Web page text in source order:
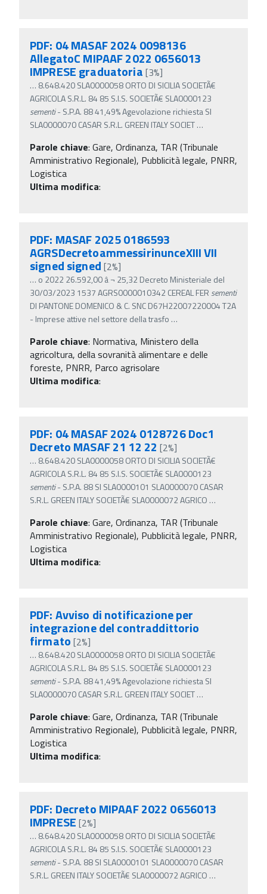
PDF: 04 MASAF 2024 0098136
AllegatoC MIPAAF 2022 0656013
IMPRESE graduatoria [3%]
… 8.648.420 SLA0000058 ORTO DI SICILIA SOCIETÃ€
AGRICOLA S.R.L. 84 85 S.I.S. SOCIETÃ€ SLA0000123
sementi- S.P.A. 88 41,49% Agevolazione richiesta SI
SLA0000070 CASAR S.R.L. GREEN ITALY SOCIET…
Parole chiave: Gare, Ordinanza, TAR (Tribunale
Amministrativo Regionale), Pubblicità legale, PNRR,
Logistica
Ultima modifica:
PDF: MASAF 2025 0186593
AGRSDecretoammessirinunceXIII VII
signed signed [2%]
… o 2022 26.592,00 â‚¬ 25,32 Decreto Ministeriale del
30/03/2023 1537 AGRS0000010342 CEREAL FER sementi
DI PANTONE DOMENICO & C. SNC D67H22007220004 T2A
- Imprese attive nel settore della trasfo …
Parole chiave: Normativa, Ministero della
agricoltura, della sovranità alimentare e delle
foreste, PNRR, Parco agrisolare
Ultima modifica:
PDF: 04 MASAF 2024 0128726 Doc1
Decreto MASAF 21 12 22 [2%]
… 8.648.420 SLA0000058 ORTO DI SICILIA SOCIETÃ€
AGRICOLA S.R.L. 84 85 S.I.S. SOCIETÃ€ SLA0000123
sementi- S.P.A. 88 SI SLA0000101 SLA0000070 CASAR
S.R.L. GREEN ITALY SOCIETÃ€ SLA0000072 AGRICO …
Parole chiave: Gare, Ordinanza, TAR (Tribunale
Amministrativo Regionale), Pubblicità legale, PNRR,
Logistica
Ultima modifica:
PDF: Avviso di notificazione per
integrazione del contraddittorio
firmato [2%]
… 8.648.420 SLA0000058 ORTO DI SICILIA SOCIETÃ€
AGRICOLA S.R.L. 84 85 S.I.S. SOCIETÃ€ SLA0000123
sementi- S.P.A. 88 41,49% Agevolazione richiesta SI
SLA0000070 CASAR S.R.L. GREEN ITALY SOCIET…
Parole chiave: Gare, Ordinanza, TAR (Tribunale
Amministrativo Regionale), Pubblicità legale, PNRR,
Logistica
Ultima modifica:
PDF: Decreto MIPAAF 2022 0656013
IMPRESE [2%]
… 8.648.420 SLA0000058 ORTO DI SICILIA SOCIETÃ€
AGRICOLA S.R.L. 84 85 S.I.S. SOCIETÃ€ SLA0000123
sementi- S.P.A. 88 SI SLA0000101 SLA0000070 CASAR
S.R.L. GREEN ITALY SOCIETÃ€ SLA0000072 AGRICO …